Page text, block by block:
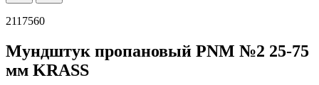
2117560
Мундштук пропановый PNM №2 25-75
мм KRASS